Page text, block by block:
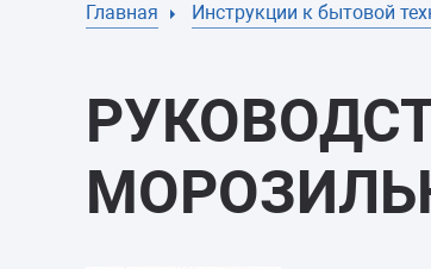
Главная Инструкции к бытовой